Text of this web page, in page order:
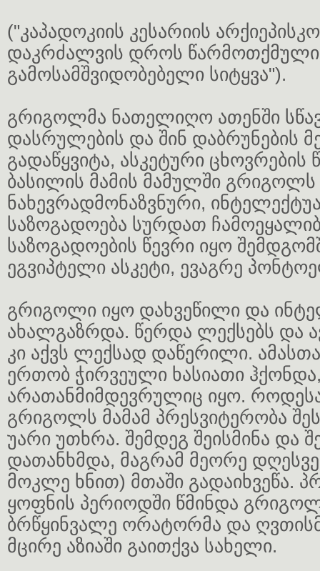
("კაპადოკიის კესარიის
დაკრძალვის დროს წარმოთქმული
გამოსამშვიდობებელი სიტყვა").
გრიგოლმა ნათელიღო ათენში
დასრულების და შინ დაბრუნების
გადაწყვიტა, ასკეტური ცხოვრების
ბასილის მამის მამულში
ნახევრადმონაზვნური,
საზოგადოება სურდათ
საზოგადოების წევრი იყო
ეგვიპტელი ასკეტი, ევაგრე
გრიგოლი იყო დახვეწილი და
ახალგაზრდა. წერდა ლექსებს და
კი აქვს ლექსად დაწერილი.
ერთობ ჭირვეული ხასიათი
არათანმიმდევრულიც იყო.
გრიგოლს მამამ პრესვიტერობა
უარი უთხრა. შემდეგ შეისმინა და
დათანხმდა, მაგრამ მეორე
მოკლე ხნით) მთაში გადაიხვეწა.
ყოფნის პერიოდში წმინდა
ბრწყინვალე ორატორმა და
მცირე აზიაში გაითქვა სახელი.